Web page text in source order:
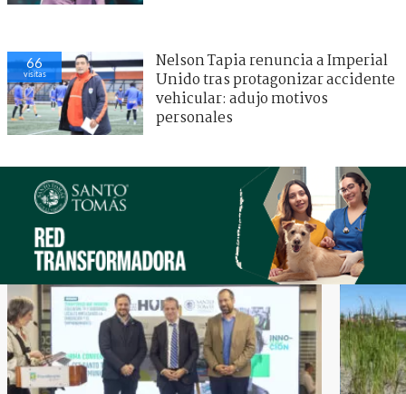
66
visitas
Nelson Tapia renuncia a Imperial
Unido tras protagonizar accidente
vehicular: adujo motivos
personales